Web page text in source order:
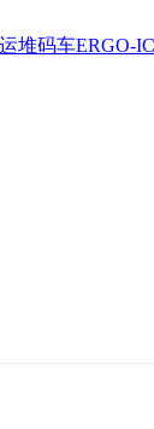
堆码车ERGO-